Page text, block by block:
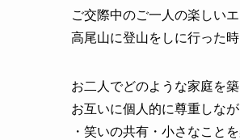
ご交際中のご一人の楽しい
高尾山に登山をしに行った
お二人でどのような家庭を
お互いに個人的に尊重しな
・笑いの共有・小さなこと